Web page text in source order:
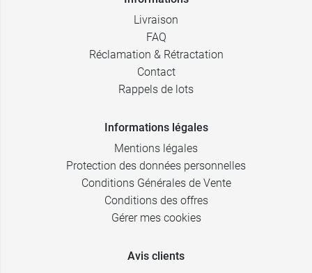
Livraison
FAQ
Réclamation & Rétractation
Contact
Rappels de lots
Informations légales
Mentions légales
Protection des données personnelles
Conditions Générales de Vente
Conditions des offres
Gérer mes cookies
Avis clients